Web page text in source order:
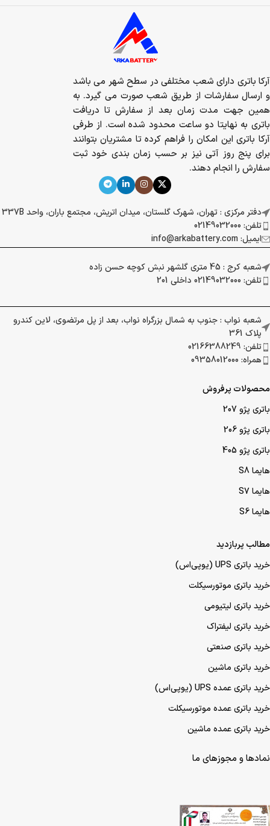
آرکا باتری دارای شعب مختلفی در سطح شهر می باشد
و ارسال سفارشات از طریق شعب صورت می گیرد. به
همین جهت مدت زمان بعد از سفارش تا دریافت
باتری به نهایتا دو ساعت محدود شده است. از طرفی
آرکا باتری این امکان را فراهم کرده تا مشتریان بتوانند
برای پنج روز آتی نیز بر حسب زمان بندی خود ثبت
سفارش را انجام دهند.
دفتر مرکزی : تهران، شهرک گلستان، میدان اتریش، مجتمع باران، واحد 337B
تلفن: 02149032000
ایمیل: info@arkabattery.com
شعبه کرج : 45 متری گلشهر نبش کوچه حسن زاده
تلفن: 02149032000 داخلی 201
شعبه نواب : جنوب به شمال بزرگراه نواب، بعد از پل مرتضوی، لاین کندرو
پلاک 361
تلفن: 02166388249
همراه: 09358012000
محصولات پرفروش
باتری پژو 207
باتری پژو 206
باتری پژو 405
هایما S8
هایما S7
هایما S6
مطالب پربازدید
خرید باتری UPS (یو‌پی‌اس)
خرید باتری موتورسیکلت
خرید باتری لیتیومی
خرید باتری لیفتراک
خرید باتری صنعتی
خرید باتری ماشین
خرید باتری عمده UPS (یو‌پی‌اس)
خرید باتری عمده موتورسیکلت
خرید باتری عمده ماشین
نمادها و مجوزهای ما